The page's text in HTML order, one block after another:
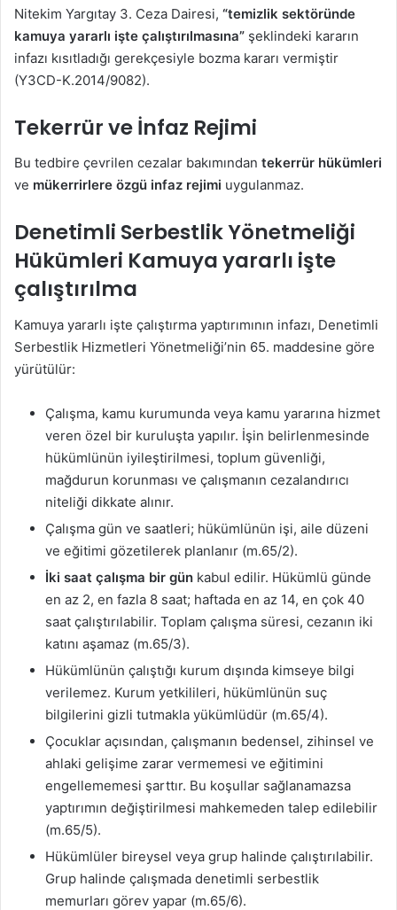
Nitekim Yargıtay 3. Ceza Dairesi, “temizlik sektöründe
kamuya yararlı işte çalıştırılmasına” şeklindeki kararın
infazı kısıtladığı gerekçesiyle bozma kararı vermiştir
(Y3CD-K.2014/9082).
Tekerrür ve İnfaz Rejimi
Bu tedbire çevrilen cezalar bakımından tekerrür hükümleri
ve mükerrirlere özgü infaz rejimi uygulanmaz.
Denetimli Serbestlik Yönetmeliği
Hükümleri Kamuya yararlı işte
çalıştırılma
Kamuya yararlı işte çalıştırma yaptırımının infazı, Denetimli
Serbestlik Hizmetleri Yönetmeliği’nin 65. maddesine göre
yürütülür:
Çalışma, kamu kurumunda veya kamu yararına hizmet
veren özel bir kuruluşta yapılır. İşin belirlenmesinde
hükümlünün iyileştirilmesi, toplum güvenliği,
mağdurun korunması ve çalışmanın cezalandırıcı
niteliği dikkate alınır.
Çalışma gün ve saatleri; hükümlünün işi, aile düzeni
ve eğitimi gözetilerek planlanır (m.65/2).
İki saat çalışma bir gün kabul edilir. Hükümlü günde
en az 2, en fazla 8 saat; haftada en az 14, en çok 40
saat çalıştırılabilir. Toplam çalışma süresi, cezanın iki
katını aşamaz (m.65/3).
Hükümlünün çalıştığı kurum dışında kimseye bilgi
verilemez. Kurum yetkilileri, hükümlünün suç
bilgilerini gizli tutmakla yükümlüdür (m.65/4).
Çocuklar açısından, çalışmanın bedensel, zihinsel ve
ahlaki gelişime zarar vermemesi ve eğitimini
engellememesi şarttır. Bu koşullar sağlanamazsa
yaptırımın değiştirilmesi mahkemeden talep edilebilir
(m.65/5).
Hükümlüler bireysel veya grup halinde çalıştırılabilir.
Grup halinde çalışmada denetimli serbestlik
memurları görev yapar (m.65/6).